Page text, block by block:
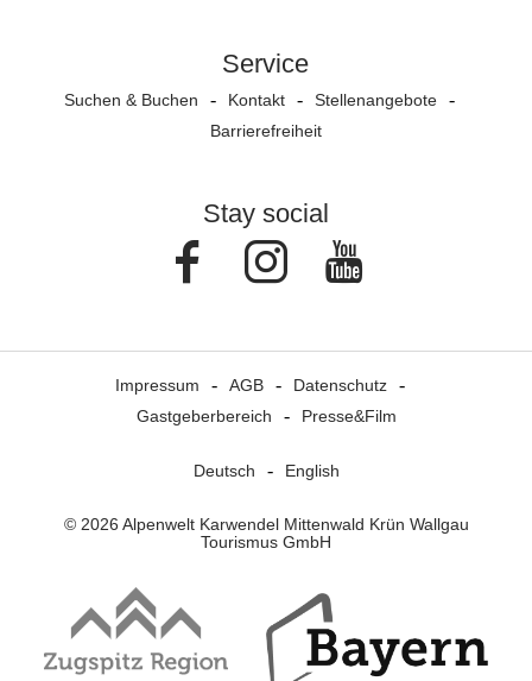
Service
Suchen & Buchen Kontakt
Stellenangebote
Barrierefreiheit
Stay social
FacebookInstagram
Impressum AGB
Datenschutz
Gastgeberbereich
Presse&Film
Deutsch English
© 2026 Alpenwelt Karwendel Mittenwald Krün Wallgau
Tourismus GmbH